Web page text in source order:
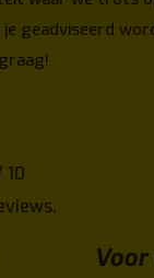
geadviseerd
10